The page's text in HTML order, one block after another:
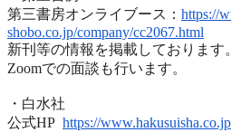
第三書房オンライブース： https://
shobo.co.jp/company/cc2067.html
新刊等の情報を掲載しております
Zoomでの面談も行います。
・白水社
公式HP https://www.hakusuisha.